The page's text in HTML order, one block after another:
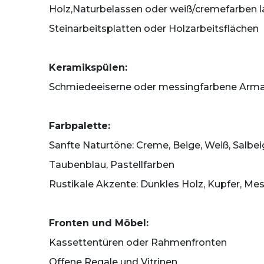
Holz,Naturbelassen oder weiß/cremefarben
Steinarbeitsplatten oder Holzarbeitsflächen
Keramikspülen:
Schmiedeeiserne oder messingfarbene
Farbpalette:
Sanfte Naturtöne: Creme, Beige, Weiß,
Taubenblau, Pastellfarben
Rustikale Akzente: Dunkles Holz, Kupfer,
Fronten und Möbel:
Kassettentüren oder Rahmenfronten
Offene Regale und Vitrinen